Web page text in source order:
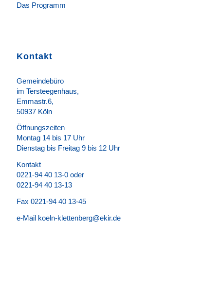
Das Programm
Kontakt
Gemeindebüro
im Tersteegenhaus,
Emmastr.6,
50937 Köln
Öffnungszeiten
Montag 14 bis 17 Uhr
Dienstag bis Freitag 9 bis 12 Uhr
Kontakt
0221-94 40 13-0 oder
0221-94 40 13-13
Fax 0221-94 40 13-45
e-Mail koeln-klettenberg@ekir.de